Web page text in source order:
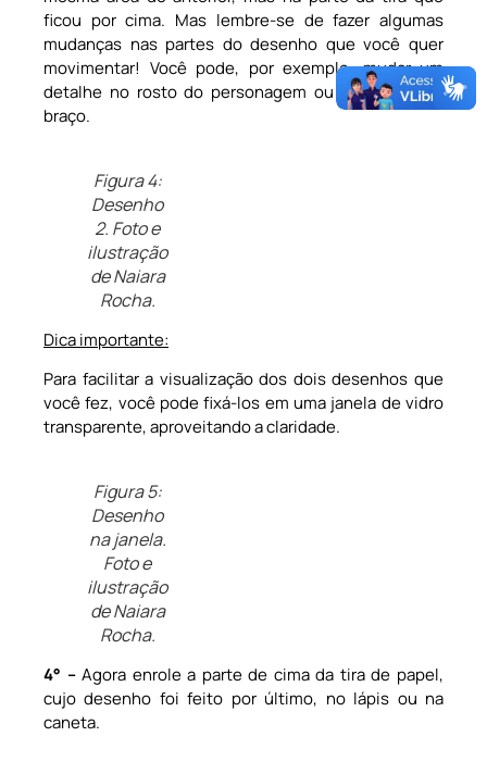
ficou por cima. Mas lembre-se de fazer algumas
mudanças nas partes do desenho que você quer
movimentar! Você pode, por exemplo, mudar um
detalhe no rosto do personagem ou a posição do
braço.
Figura 4:
Desenho
2. Foto e
ilustração
de Naiara
Rocha.
Dica importante:
Para facilitar a visualização dos dois desenhos que
você fez, você pode fixá-los em uma janela de vidro
transparente, aproveitando a claridade.
Figura 5:
Desenho
na janela.
Foto e
ilustração
de Naiara
Rocha.
4° –Agora enrole a parte de cima da tira de papel,
cujo desenho foi feito por último, no lápis ou na
caneta.